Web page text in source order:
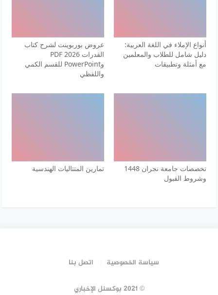
أنواع الإملاء في اللغة العربية:
دليل شامل للطلاب والمعلمين
مع أمثلة وتطبيقات
عروض بوربوينت لشرح كتاب
القدرات 2026 PDF
وPowerPoint للقسم الكمي
واللفظي
تخصصات جامعة نجران 1448
وشروط القبول
تمارين المتتاليات الهندسية
سياسة الخصوصية اتصل بنا
© 2021 بوكسنل الإخباري